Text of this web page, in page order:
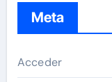
Meta
Acceder